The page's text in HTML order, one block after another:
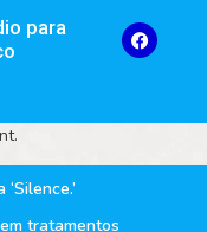
para
tratamentos